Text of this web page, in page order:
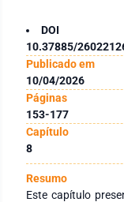
DOI
10.37885/
Publicado em
10/04/2026
Páginas
153-177
Capítulo
8
Resumo
Este capítulo